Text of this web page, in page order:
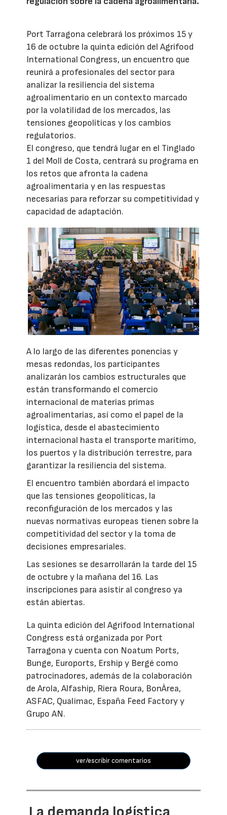
Port Tarragona celebrará los próximos 15 y
16 de octubre la quinta edición del Agrifood
International Congress, un encuentro que
reunirá a profesionales del sector para
analizar la resiliencia del sistema
agroalimentario en un contexto marcado
por la volatilidad de los mercados, las
tensiones geopolíticas y los cambios
regulatorios.
El congreso, que tendrá lugar en el Tinglado
1 del Moll de Costa, centrará su programa en
los retos que afronta la cadena
agroalimentaria y en las respuestas
necesarias para reforzar su competitividad y
capacidad de adaptación.
A lo largo de las diferentes ponencias y
mesas redondas, los participantes
analizarán los cambios estructurales que
están transformando el comercio
internacional de materias primas
agroalimentarias, así como el papel de la
logística, desde el abastecimiento
internacional hasta el transporte marítimo,
los puertos y la distribución terrestre, para
garantizar la resiliencia del sistema.
El encuentro también abordará el impacto
que las tensiones geopolíticas, la
reconfiguración de los mercados y las
nuevas normativas europeas tienen sobre la
competitividad del sector y la toma de
decisiones empresariales.
Las sesiones se desarrollarán la tarde del 15
de octubre y la mañana del 16. Las
inscripciones para asistir al congreso ya
están abiertas.
La quinta edición del Agrifood International
Congress está organizada por Port
Tarragona y cuenta con Noatum Ports,
Bunge, Euroports, Ership y Bergé como
patrocinadores, además de la colaboración
de Arola, Alfaship, Riera Roura, BonÀrea,
ASFAC, Qualimac, España Feed Factory y
Grupo AN.
ver/escribir comentarios